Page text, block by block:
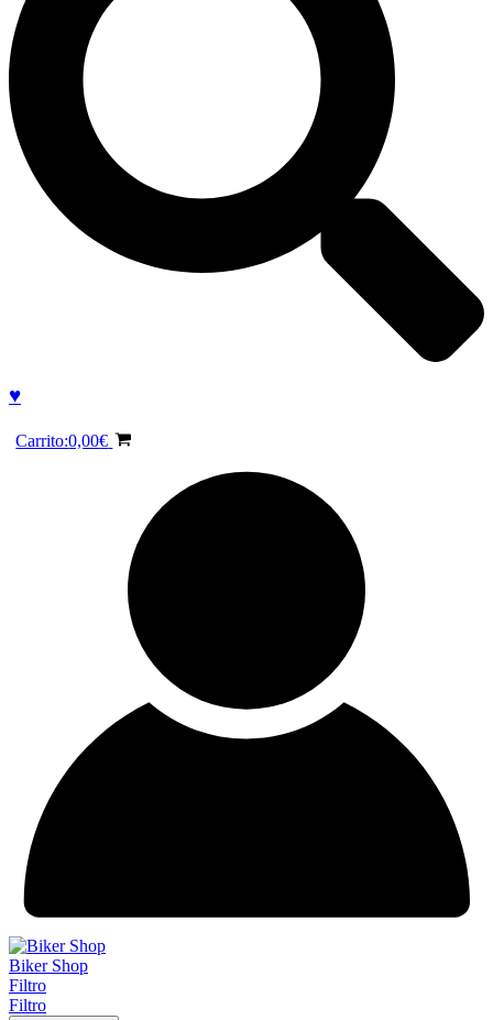
♥
Carrito:0,00€
Biker Shop
Filtro
Filtro